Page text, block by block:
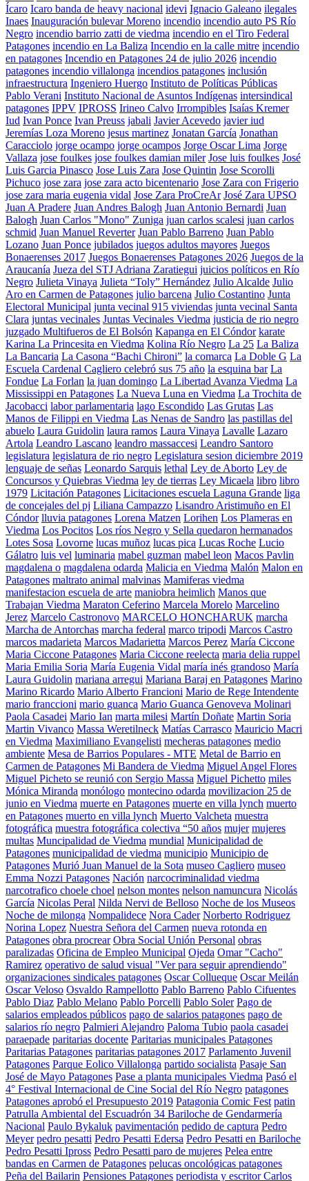
Ícaro Icaro banda de heavy nacional idevi Ignacio Galeano ilegales
Inaes Inauguración bulevar Moreno incendio incendio auto PS Río
Negro incendio barrio zatti de viedma incendio en el Tiro Federal
Patagones incendio en La Baliza Incendio en la calle mitre incendio
en patagones Incendio en Patagones 24 de julio 2026 incendio
patagones incendio villalonga incendios patagones inclusión
infraestructura Ingeniero Huergo Instituto de Políticas Públicas
Pablo Verani Instituto Nacional de Asuntos Indígenas intersindical
patagones IPPV IPROSS Irineo Calvo Irrompibles Isaías Kremer
Iud Ivan Ponce Ivan Preuss jabali Javier Acevedo javier iud
Jeremías Loza Moreno jesus martinez Jonatan García Jonathan
Caracciolo jorge ocampo jorge ocampos Jorge Oscar Lima Jorge
Vallaza jose foulkes jose foulkes damian miler Jose luis foulkes José
Luis Garcia Pinasco Jose Luis Zara Jose Quintin Jose Scorolli
Pichuco jose zara jose zara acto bicentenario Jose Zara con Frigerio
jose zara maria eugenia vidal Jose Zara ProCreAr José Zara UPSO
Juan A Pradere Juan Andres Balogh Juan Antonio Bernardi Juan
Balogh Juan Carlos "Mono" Zuniga juan carlos scalesi juan carlos
schmid Juan Manuel Reverter Juan Pablo Barreno Juan Pablo
Lozano Juan Ponce jubilados juegos adultos mayores Juegos
Bonaerenses 2017 Juegos Bonaerenses Patagones 2026 Juegos de la
Araucanía Jueza del STJ Adriana Zaratiegui juicios políticos en Río
Negro Julieta Vinaya Julieta “Toly” Hernández Julio Alcalde Julio
Aro en Carmen de Patagones julio barcena Julio Costantino Junta
Electoral Municipal junta vecinal 915 viviendas junta vecinal Santa
Clara juntas vecinales Juntas Vecinales Viedma justicia de rio negro
juzgado Multifueros de El Bolsón Kapanga en El Cóndor karate
Karina La Princesita en Viedma Kolina Río Negro La 25 La Baliza
La Bancaria La Casona “Bachi Chironi” la comarca La Doble G La
Escuela Cardenal Cagliero celebró sus 75 año la esquina bar La
Fondue La Forlan la juan domingo La Libertad Avanza Viedma La
Mississippi en Patagones La Nueva Luna en Viedma La Trochita de
Jacobacci labor parlamentaria lago Escondido Las Grutas Las
Manos de Filippi en Viedma Las Nenas de Sandro las pastillas del
abuelo Laura Guidolin laura ramos Laura Vinaya Lavalle Lazaro
Artola Leandro Lascano leandro massaccesi Leandro Santoro
legislatura legislatura de rio negro Legislatura sesion diciembre 2019
lenguaje de señas Leonardo Sarquis lethal Ley de Aborto Ley de
Concursos y Quiebras Viedma ley de tierras Ley Micaela libro libro
1979 Licitación Patagones Licitaciones escuela Laguna Grande liga
de concejales del pj Liliana Campazzo Lisandro Aristimuño en El
Cóndor lluvia patagones Lorena Matzen Lorihen Los Plameras en
Viedma Los Pocitos Los ríos Negro y Sella quedaron hermanados
Lotes Sosa Lovorne lucas muñoz lucas pica Lucas Roche Lucio
Gálatro luis vel luminaria mabel guzman mabel leon Macos Pavlin
magdalena o magdalena odarda Malicia en Viedma Malón Malon en
Patagones maltrato animal malvinas Mamiferas viedma
manifestacion escuela de arte maniobra heimlich Manos que
Trabajan Viedma Maraton Ceferino Marcela Morelo Marcelino
Jerez Marcelo Castronovo MARCELO HONCHARUK marcha
Marcha de Antorchas marcha federal marco tripodi Marcos Castro
marcos madarieta Marcos Madarietta Marcos Perez María Ciccone
Maria Ciccone Patagones Maria Ciccone reelecta maria delia ruppel
Maria Emilia Soria María Eugenia Vidal maría inés grandoso María
Laura Guidolin mariana arregui Mariana Baraj en Patagones Marino
Marino Ricardo Mario Alberto Francioni Mario de Rege Intendente
mario franccioni mario guanca Mario Guanca Genoveva Molinari
Paola Casadei Mario Ian marta milesi Martín Doñate Martin Soria
Martin Vivanco Massa Weretilneck Matías Carrasco Mauricio Macri
en Viedma Maximiliano Evangelisti mecheras patagones medio
ambiente Mesa de Barrios Populares - MTE Metal de Barrio en
Carmen de Patagones Mi Bandera de Viedma Miguel Angel Flores
Miguel Picheto se reunió con Sergio Massa Miguel Pichetto miles
Mónica Miranda monólogo montecino odarda movilizacion 25 de
junio en Viedma muerte en Patagones muerte en villa lynch muerto
en Patagones muerto en villa lynch Muerto Valcheta muestra
fotográfica muestra fotográfica colectiva “50 años mujer mujeres
multas Muncipalidad de Viedma mundial Municipalidad de
Patagones municipalidad de viedma municipio Municipio de
Patagones Murió Juan Manuel de la Sota museo Cagliero museo
Emma Nozzi Patagones Nación narcocriminalidad viedma
narcotrafico choele choel nelson montes nelson namuncura Nicolás
García Nicolas Peral Nilda Nervi de Belloso Noche de los Museos
Noche de milonga Nompalidece Nora Cader Norberto Rodriguez
Norina Lopez Nuestra Señora del Carmen nueva rotonda en
Patagones obra procrear Obra Social Unión Personal obras
paralizadas Oficina de Empleo Municipal Ojeda Omar "Cacho"
Ramirez operativo de salud visual "Ver para seguir aprendiendo"
organizaciones sindicales patagones Oscar Collueque Oscar Meilán
Oscar Veloso Osvaldo Rampellotto Pablo Barreno Pablo Cifuentes
Pablo Diaz Pablo Melano Pablo Porcelli Pablo Soler Pago de
salarios empleados públicos pago de salarios patagones pago de
salarios río negro Palmieri Alejandro Paloma Tubio paola casadei
paraepade paritarias docente Paritarias municipales Patagones
Paritarias Patagones paritarias patagones 2017 Parlamento Juvenil
Patagones Parque Eolico Villalonga partido socialista Pasaje San
José de Mayo Patagones Pase a planta municipales Viedma Pasó el
4° Festival Internacional de Cine Social del Río Negro patagones
Patagones aprobó el Presupuesto 2019 Patagonia Comic Fest patin
Patrulla Ambiental del Escuadrón 34 Bariloche de Gendarmería
Nacional Paulo Bykaluk pavimentación pedido de captura Pedro
Meyer pedro pesatti Pedro Pesatti Edersa Pedro Pesatti en Bariloche
Pedro Pesatti Ipross Pedro Pesatti paro de mujeres Pelea entre
bandas en Carmen de Patagones pelucas oncológicas patagones
Peña del Bailarin Pensiones Patagones periodista y escritor Carlos